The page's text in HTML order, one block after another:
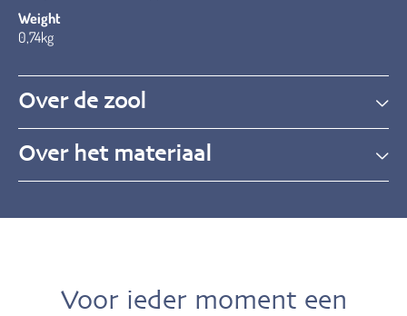
Weight
0,74kg
Over de zool
Over het materiaal
Voor ieder moment een